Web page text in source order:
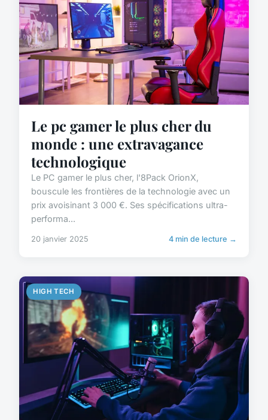
Le pc gamer le plus cher du
monde : une extravagance
technologique
Le PC gamer le plus cher, l'8Pack OrionX,
bouscule les frontières de la technologie avec un
prix avoisinant 3 000 €. Ses spécifications ultra-
performa...
20 janvier 2025 4 min de lecture →
HIGH TECH